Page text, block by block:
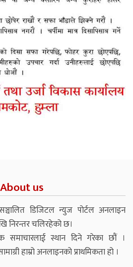
About us
सञ्चालित डिजिटल न्युज पोर्टल अनलाइन
चलिरहेको छ।
समाचारलाई स्थान दिने गरेका छौं ।
हाम्रो अनलाइनको प्राथमिकता हो ।